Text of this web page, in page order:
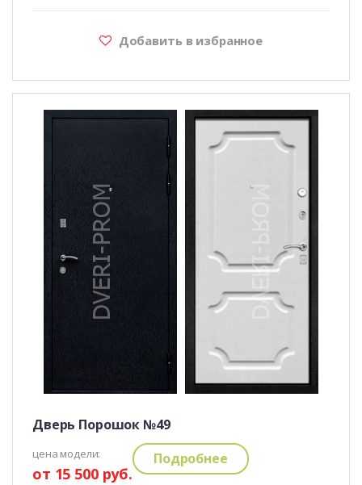
Добавить в избранное
Дверь Порошок №49
цена модели:
от 15 500 руб.
Подробнее